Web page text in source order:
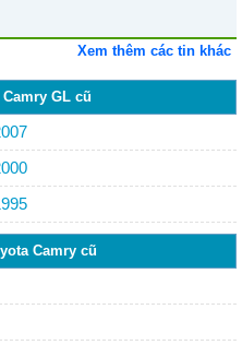
Xem thêm các tin khác
Camry GL cũ
Camry cũ